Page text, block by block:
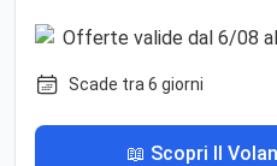
Scade tra 6 giorni
📖 Scopri Il